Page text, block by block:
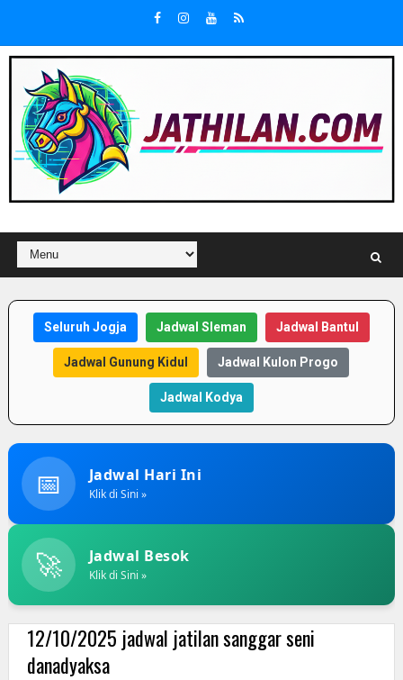
Seluruh Jogja Jadwal Sleman Jadwal Bantul
Jadwal Gunung Kidul Jadwal Kulon Progo
Jadwal Kodya
📅 Jadwal Hari Ini
Klik di Sini »
🚀 Jadwal Besok
Klik di Sini »
12/10/2025 jadwal jatilan sanggar seni
danadyaksa